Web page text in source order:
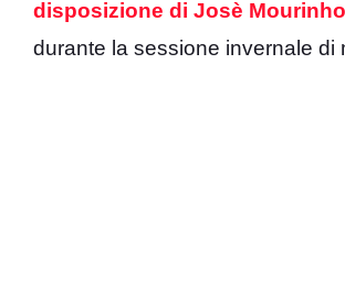
disposizione di Josè Mourinho
durante la sessione invernale di